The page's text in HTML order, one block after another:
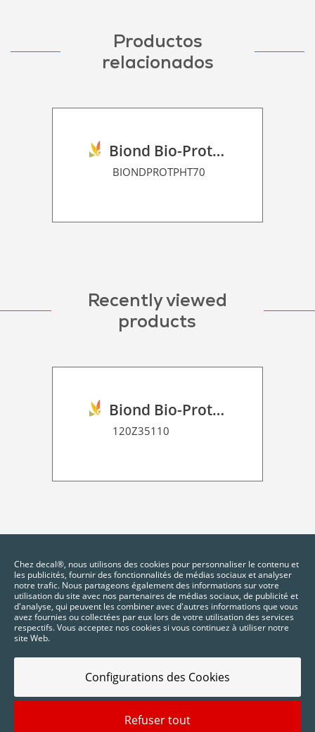
Productos
relacionados
Biond Bio-Protection Film P HT 70
BIONDPROTPHT70
Recently viewed
products
Biond Bio-Protection Floor Graphic Film P HT 120
120Z35110
2025 © Digidelta Store - Think Green. Tous droits réservés.
Chez decal®, nous utilisons des cookies pour personnaliser le contenu et
les publicités, fournir des fonctionnalités de médias sociaux et analyser
notre trafic. Nous partageons également des informations sur votre
utilisation du site avec nos partenaires de médias sociaux, de publicité et
d'analyse, qui peuvent les combiner avec d'autres informations que vous
avez fournies ou collectées par eux lors de votre utilisation des services
respectifs. Vous acceptez nos cookies si vous continuez à utiliser notre
site Web.
Configurations des Cookies
Refuser tout